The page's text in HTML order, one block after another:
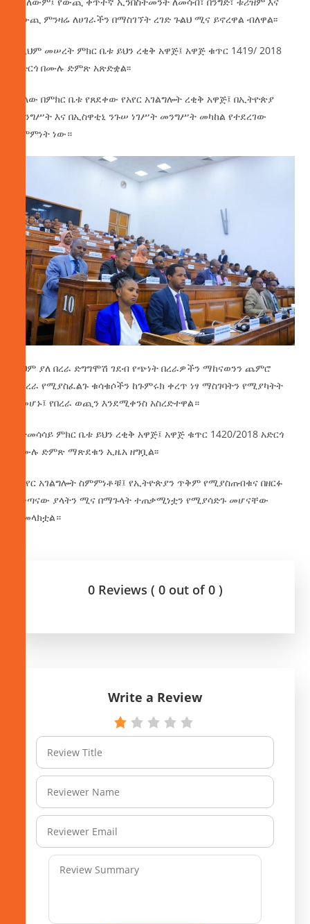
የውጪ ምንዛሬ ለሀገራችን በማስገኘት ረገድ ጉልህ ሚና ይኖረዋል ብለዋል፡፡
በዚህም መሠረት ምክር ቤቱ ይህን ረቂቅ አዋጅ፤ አዋጅ ቁጥር 1419/ 2018
አድርጎ በሙሉ ድምጽ አጽድቋል፡፡
ሌላው በምክር ቤቱ የጸደቀው የአየር አገልግሎት ረቂቅ አዋጅ፤ በኢትዮጵያ
መንግሥት እና በኢስዋቲኒ ንጉሠ ነገሥት መንግሥት መካከል የተደረገው
ስምምነት ነው።
ይህም ያለ በረራ ድግግሞሽ ገደብ የጭነት በረራዎችን ማከናወንን ጨምሮ
ለበረራ የሚያስፈልጉ ቁሳቁሶችን ከጉምሩክ ቀረጥ ነፃ ማስገባትን የሚያካትት
በመሆኑ፤ የበረራ ወጪን እንደሚቀንስ አስረድተዋል።
በተመሳሳይ ምክር ቤቱ ይህን ረቂቅ አዋጅ፤ አዋጅ ቁጥር 1420/2018 አድርጎ
በሙሉ ድምጽ ማጽደቁን ኢዜአ ዘግቧል፡፡
የአየር አገልግሎት ስምምነቶቹ፤ የኢትዮጵያን ጥቅም የሚያስጠብቁና በዘርፉ
በቀጣናው ያላትን ሚና በማጉላት ተጠቃሚነቷን የሚያሳድጉ መሆናቸው
ተመላክቷል።
0 Reviews ( 0 out of 0 )
Write a Review